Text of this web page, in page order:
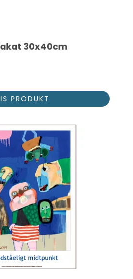
30x40cm
PRODUKT